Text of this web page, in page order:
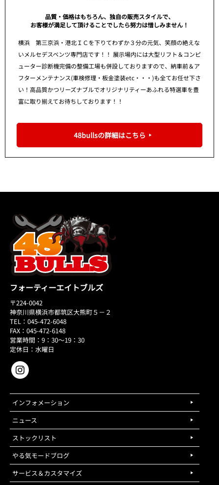
品質・価格はもちろん、独自の販売スタイルで、
お客様が満足して頂けることでしたら努力は惜しみません！
横浜 第三京浜・港北ＩＣを下りてわずか３分の元気、笑顔の絶えな
いメルセデスベンツ専門店です！！ 展示場内には大型リフト＆コンピ
ューター診断機完備の整備工場も併設しておりますので、納車前＆ア
フターメンテナンス(車検修理・板金塗装etc・・・)も全てお任せ下さ
い！高品質かつリーズナブルでオリジナリティーあふれる特選車を豊
富に取り揃えてお待ちしております！！
48bullsの詳細はこちら
フォーティーエイトブルズ
〒224-0042
神奈川県横浜市都筑区大熊町５－２
TEL：045-472-6048
FAX：045-472-6148
営業時間：9：30～19：30
定休日：水曜日
インフォメーション
ニュース
ストックリスト
やる気モードブログ
サービス＆カスタマイズ